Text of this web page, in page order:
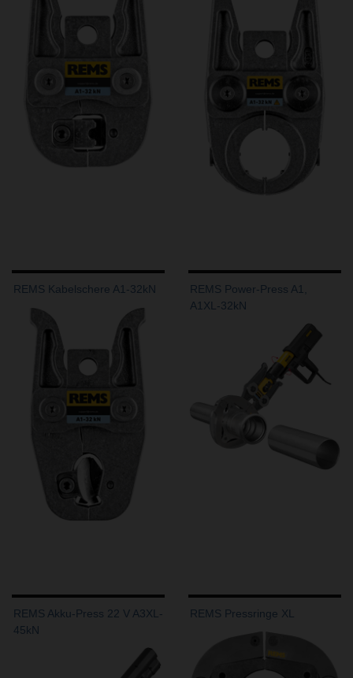
REMS Kabelschere A1-32kN
REMS Power-Press A1,
A1XL-32kN
REMS Akku-Press 22 V A3XL-
45kN
REMS Pressringe XL